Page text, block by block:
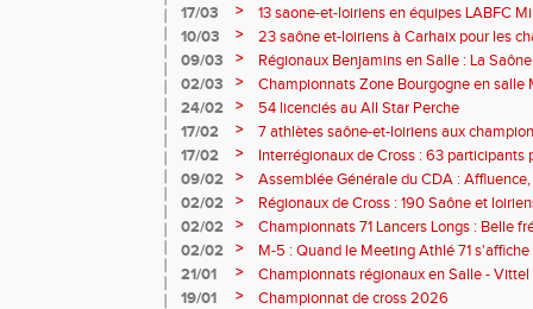
17/03
>
13 saone-et-loiriens en équipes LABFC
couleurs de la Ligue à Metz
10/03 >
23 saône et-loiriens à Carhaix pour les
Cross !
09/03 >
Régionaux Benjamins en Salle : La
l'affiche !
02/03 >
Championnats Zone Bourgogne en salle
médailles pour les athlètes du 71 !
24/02 >
54 licenciés au All Star Perche
17/02
>
7 athlètes saône-et-loiriens aux
pour Céline BESSE !
17/02 >
Interrégionaux de Cross : 63 participants
titre - 3 podiums et 21 qualifiés !
09/02 >
Assemblée Générale du CDA :
RDV !
02/02 >
Régionaux de Cross : 190 Saône et
02/02
>
Championnats 71 Lancers Longs : Belle
performances au RDV ce samedi à
02/02 >
M-5 : Quand le Meeting Athlé 71 s'affiche
21/01
>
Championnats régionaux en Salle - Vittel
19/01
> Championnat de cross 2026